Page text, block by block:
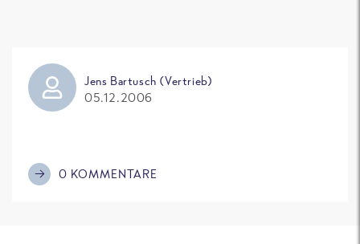
Jens Bartusch (Vertrieb)
05.12.2006
0 KOMMENTARE